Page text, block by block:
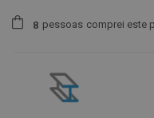
8 pessoas comprei este